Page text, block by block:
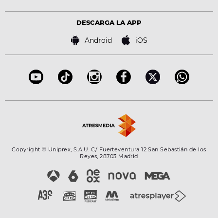
Virales
Bases de concursos
DESCARGA LA APP
Android iOS
Copyright © Uniprex, S.A.U. C/ Fuerteventura 12 San Sebastián de los
Reyes, 28703 Madrid